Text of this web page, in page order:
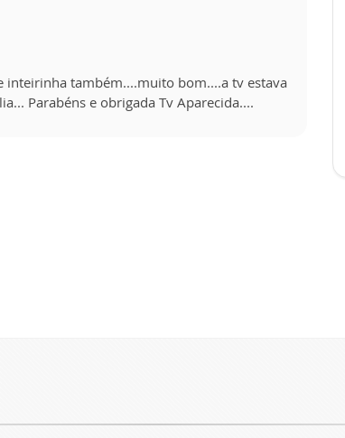
inteirinha também....muito bom....a tv estava
Parabéns e obrigada Tv Aparecida....